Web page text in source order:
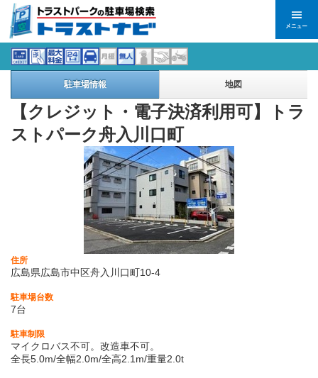
駐車場情報 地図
【クレジット・電子決済利用可】トラ
ストパーク舟入川口町
住所
広島県広島市中区舟入川口町10-4
駐車場台数
7台
駐車制限
マイクロバス不可。改造車不可。
全長5.0m/全幅2.0m/全高2.1m/重量2.0t